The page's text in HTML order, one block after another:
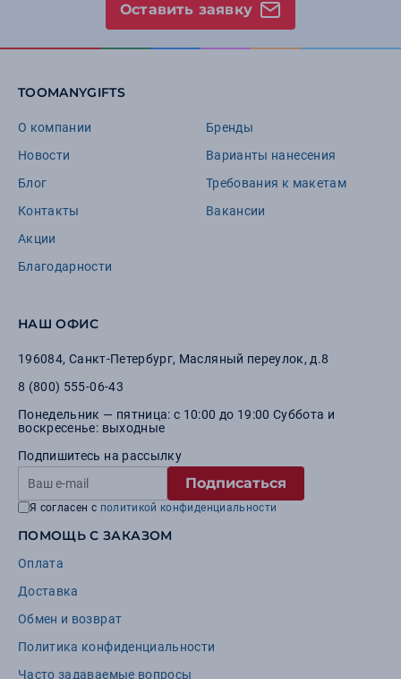
Оставить заявку
TOOMANYGIFTS
О компании
Новости
Блог
Контакты
Акции
Благодарности
Бренды
Варианты нанесения
Требования к макетам
Вакансии
НАШ ОФИС
196084, Санкт-Петербург, Масляный переулок, д.8
8 (800) 555-06-43
Понедельник — пятница: с 10:00 до 19:00 Суббота и
воскресенье: выходные
Подпишитесь на рассылку
Подписаться
Я согласен с политикой конфиденциальности
ПОМОЩЬ С ЗАКАЗОМ
Оплата
Доставка
Обмен и возврат
Политика конфиденциальности
Часто задаваемые вопросы